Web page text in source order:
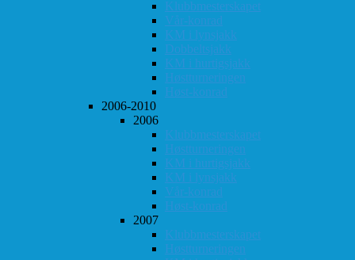
Klubbmesterskapet
Vår-konrad
KM i lynsjakk
Dobbeltsjakk
KM i hurtigsjakk
Høstturneringen
Høst-konrad
2006-2010
2006
Klubbmesterskapet
Høstturneringen
KM i hurtigsjakk
KM i lynsjakk
Vår-konrad
Høst-konrad
2007
Klubbmesterskapet
Høstturneringen